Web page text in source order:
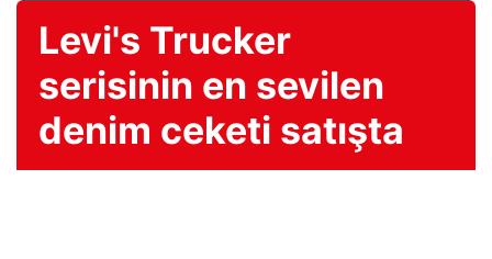
Levi's Trucker
serisinin en sevilen
denim ceketi satışta